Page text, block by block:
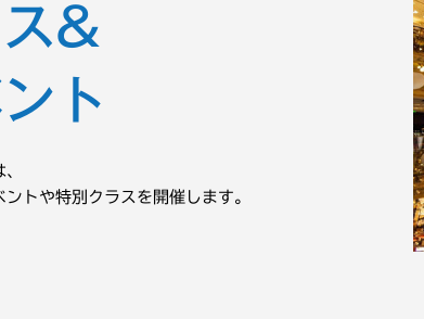
&
ト
トや特別クラスを開催します。